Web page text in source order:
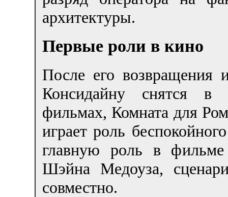
архитектуры.
Первые роли в кино
После его возвращения
Консидайну снятся в
фильмах, Комната для
играет роль
главную роль в
Шэйна Медоуза,
совместно.